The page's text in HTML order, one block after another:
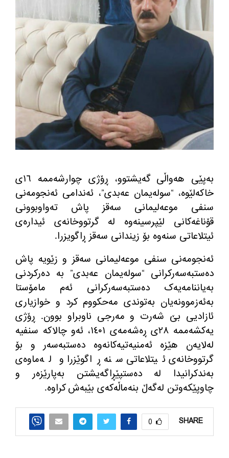
به‌پێی هه‌واڵی گه‌یشتوو، ڕۆژی چوارشەممە ١٦ی
خاکەلێوە، “سوله‌یمان عەبدی”، ئەندامی ئەنجومەنی
سنفی موعه‌لیمانی سەقز پاش تەواوبوونی
قۆناغەکانی لێپرسینەوە لە گرتووخانه‌ی ئیدارەی
ئیتلاعاتی سنەوە بۆ زیندانی سەقز ڕاگویزرا.
ئەنجومەنی سنفی موعه‌لیمانی سەقز و زێویە پاش
دەستبەسەرکرانی “سوله‌یمان عەبدی” بە دەرکردنی
بەیاننامەیەک دەستبەسەرکرانی ئەم مامۆستا
بەئەزموونەیان بەتوندی مەحکووم کرد و خوازیاری
ئازادیی بێ شه‌رت و مەرجی ناوبراو بوون. ڕۆژی
یەکشەممە ٢٨ی ڕەشەمەی ١٤٠١، ئه‌و چالاكه‌ سنفیه‌
لەلایەن هێزە ئەمنیەتیەکانەوە دەستبەسەر و بۆ
گرتووخانه‌ی ئیتلاعاتی سنە ڕاگوێزرا و له‌ماوه‌ی
به‌ندكرانیدا له‌ ده‌ستپێڕاگه‌یشتن به‌پارێزه‌ر و
چاوپێكه‌وتن له‌گه‌ڵ بنه‌ماڵه‌كه‌ی بێبه‌ش كراوه‌.
SHARE
0